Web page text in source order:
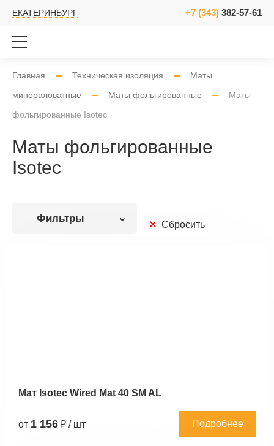
ЕКАТЕРИНБУРГ +7 (343) 382-57-61
Главная Техническая изоляция
Маты
минераловатные
Маты фольгированные
Маты
фольгированные Isotec
Маты фольгированные
Isotec
Фильтры Сбросить
Мат Isotec Wired Mat 40 SM AL
от 1 156 ₽ / шт Подробнее